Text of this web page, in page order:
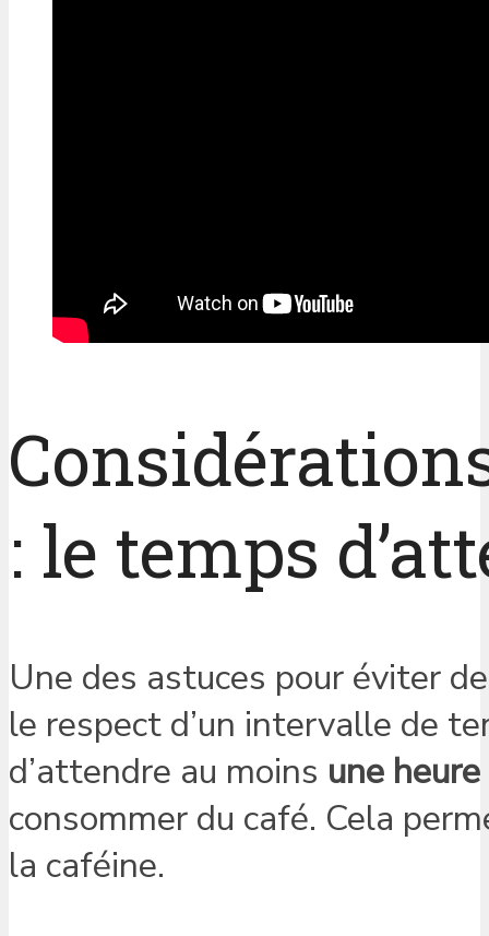
: le temps
Une des astuces pour éviter
le respect d’un intervalle de
d’attendre au moins une heure
consommer du café. Cela
la caféine.